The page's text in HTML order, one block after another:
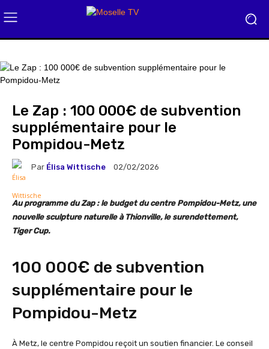
Le Zap : 100 000€ de subvention
supplémentaire pour le
Pompidou-Metz
Par Élisa Wittische 02/02/2026
Au programme du Zap : le budget du centre Pompidou-Metz, une
nouvelle sculpture naturelle à Thionville, le surendettement,
Tiger Cup.
100 000€ de subvention
supplémentaire pour le
Pompidou-Metz
À Metz, le centre Pompidou reçoit un soutien financier. Le conseil